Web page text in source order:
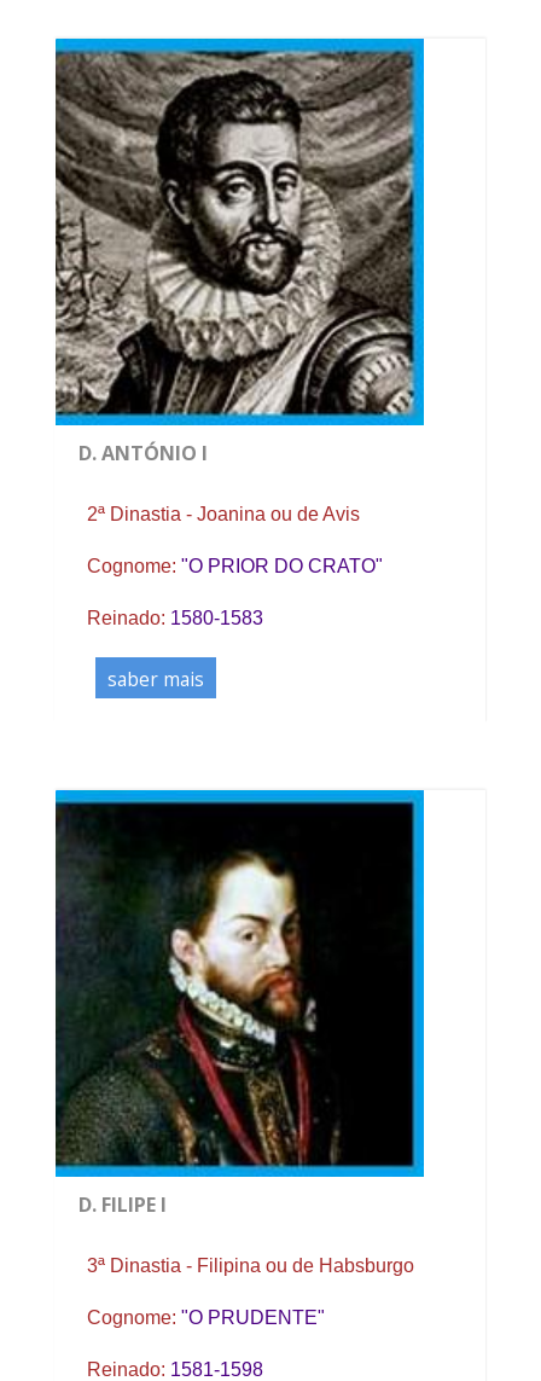
D. ANTÓNIO I
2ª Dinastia - Joanina ou de Avis
Cognome: "O PRIOR DO CRATO"
Reinado: 1580-1583
saber mais
D. FILIPE I
3ª Dinastia - Filipina ou de Habsburgo
Cognome: "O PRUDENTE"
Reinado: 1581-1598